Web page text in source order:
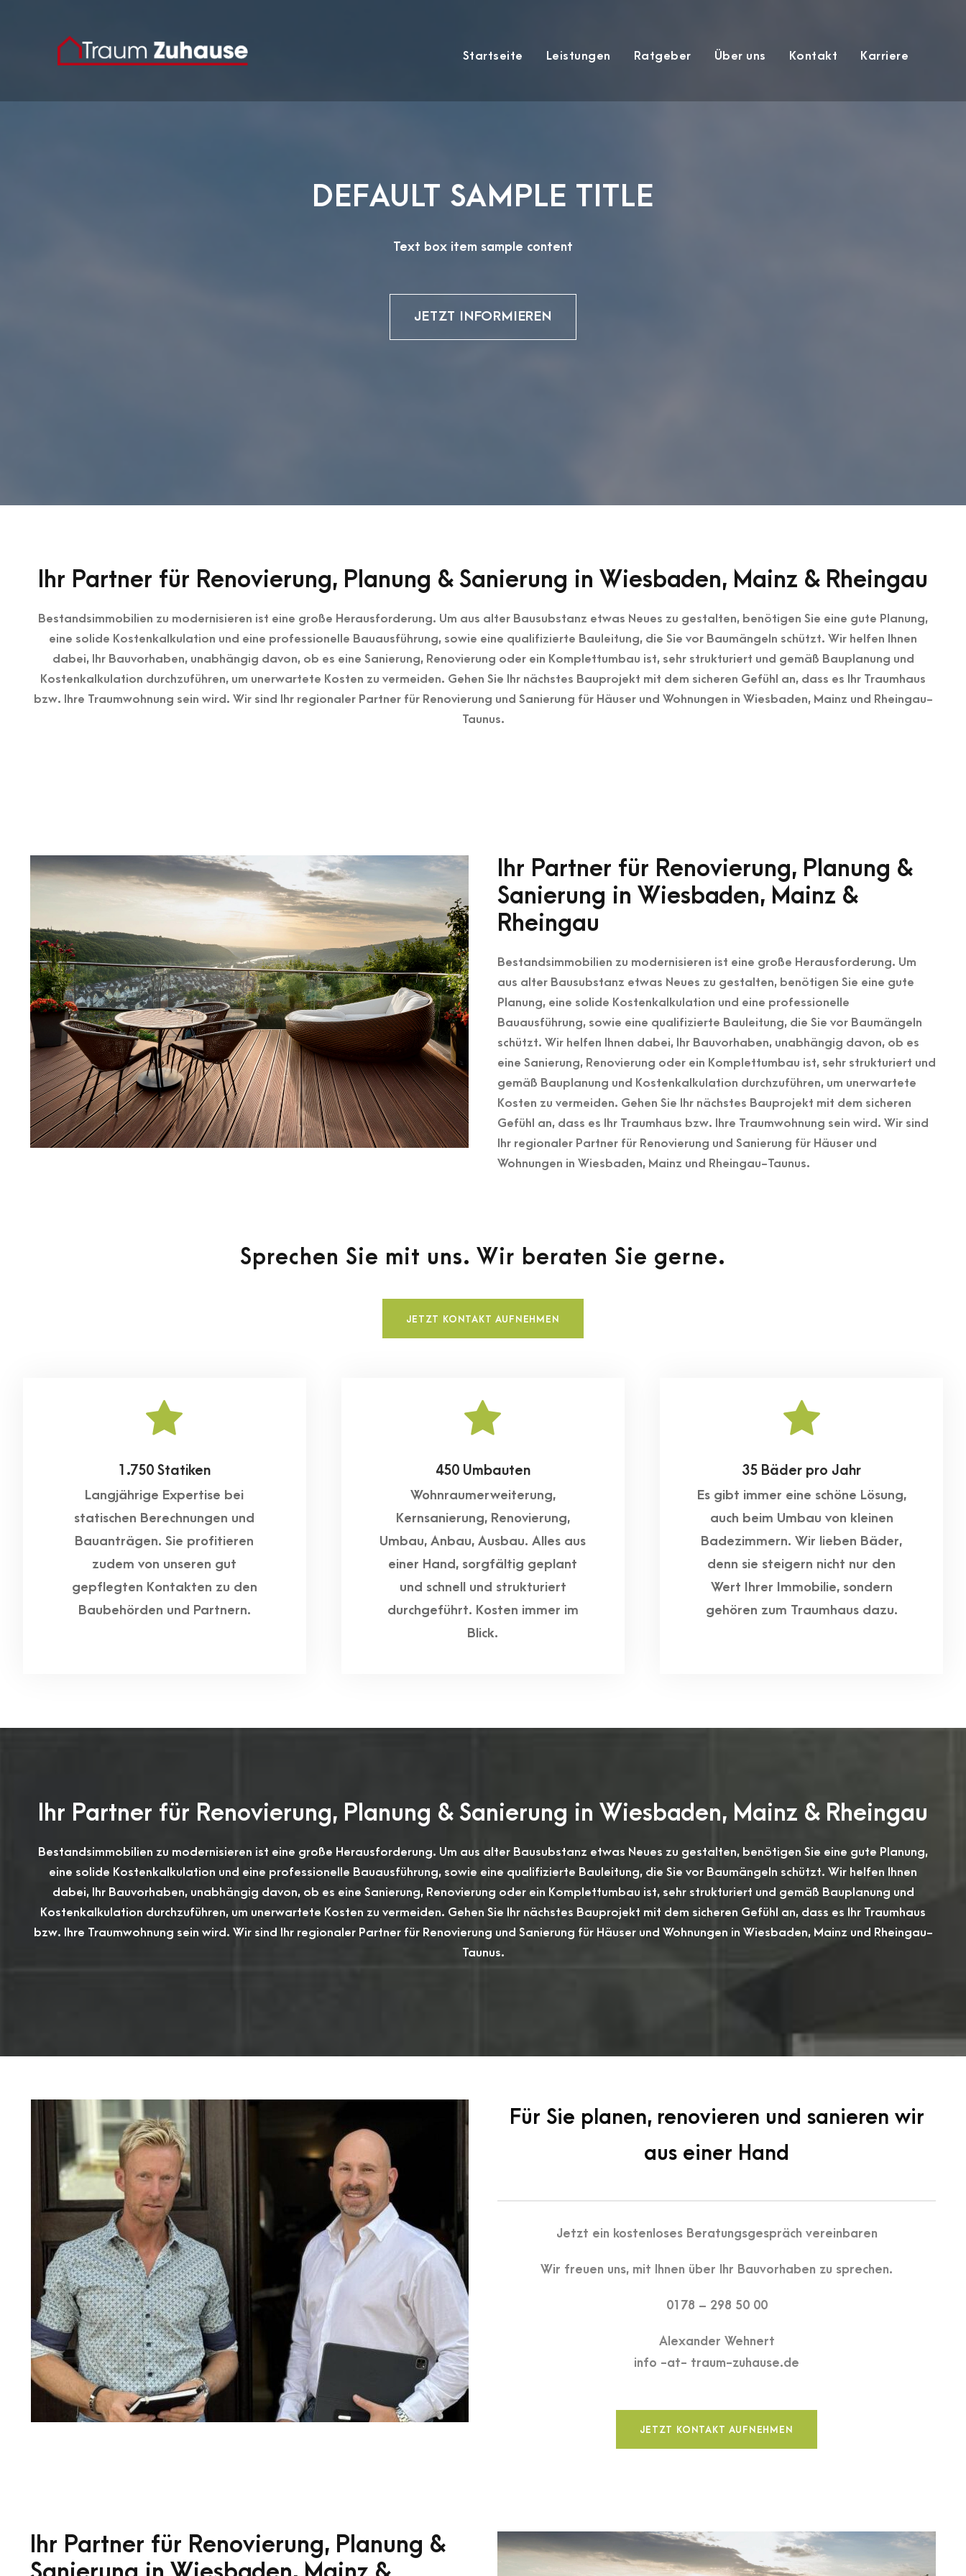
Startseite Leistungen Ratgeber Über uns Kontakt Karriere
DEFAULT SAMPLE TITLE
Text box item sample content
JETZT INFORMIEREN
Ihr Partner für Renovierung, Planung & Sanierung in Wiesbaden, Mainz & Rheingau
Bestandsimmobilien zu modernisieren ist eine große Herausforderung. Um aus alter Bausubstanz etwas Neues zu gestalten, benötigen Sie eine gute Planung,
eine solide Kostenkalkulation und eine professionelle Bauausführung, sowie eine qualifizierte Bauleitung, die Sie vor Baumängeln schützt. Wir helfen Ihnen
dabei, Ihr Bauvorhaben, unabhängig davon, ob es eine Sanierung, Renovierung oder ein Komplettumbau ist, sehr strukturiert und gemäß Bauplanung und
Kostenkalkulation durchzuführen, um unerwartete Kosten zu vermeiden. Gehen Sie Ihr nächstes Bauprojekt mit dem sicheren Gefühl an, dass es Ihr Traumhaus
bzw. Ihre Traumwohnung sein wird. Wir sind Ihr regionaler Partner für Renovierung und Sanierung für Häuser und Wohnungen in Wiesbaden, Mainz und Rheingau-
Taunus.
Ihr Partner für Renovierung, Planung &
Sanierung in Wiesbaden, Mainz &
Rheingau
Bestandsimmobilien zu modernisieren ist eine große Herausforderung. Um
aus alter Bausubstanz etwas Neues zu gestalten, benötigen Sie eine gute
Planung, eine solide Kostenkalkulation und eine professionelle
Bauausführung, sowie eine qualifizierte Bauleitung, die Sie vor Baumängeln
schützt. Wir helfen Ihnen dabei, Ihr Bauvorhaben, unabhängig davon, ob es
eine Sanierung, Renovierung oder ein Komplettumbau ist, sehr strukturiert und
gemäß Bauplanung und Kostenkalkulation durchzuführen, um unerwartete
Kosten zu vermeiden. Gehen Sie Ihr nächstes Bauprojekt mit dem sicheren
Gefühl an, dass es Ihr Traumhaus bzw. Ihre Traumwohnung sein wird. Wir sind
Ihr regionaler Partner für Renovierung und Sanierung für Häuser und
Wohnungen in Wiesbaden, Mainz und Rheingau-Taunus.
Sprechen Sie mit uns. Wir beraten Sie gerne.
JETZT KONTAKT AUFNEHMEN
1.750 Statiken
Langjährige Expertise bei
statischen Berechnungen und
Bauanträgen. Sie profitieren
zudem von unseren gut
gepflegten Kontakten zu den
Baubehörden und Partnern.
450 Umbauten
Wohnraumerweiterung,
Kernsanierung, Renovierung,
Umbau, Anbau, Ausbau. Alles aus
einer Hand, sorgfältig geplant
und schnell und strukturiert
durchgeführt. Kosten immer im
Blick.
35 Bäder pro Jahr
Es gibt immer eine schöne Lösung,
auch beim Umbau von kleinen
Badezimmern. Wir lieben Bäder,
denn sie steigern nicht nur den
Wert Ihrer Immobilie, sondern
gehören zum Traumhaus dazu.
Ihr Partner für Renovierung, Planung & Sanierung in Wiesbaden, Mainz & Rheingau
Bestandsimmobilien zu modernisieren ist eine große Herausforderung. Um aus alter Bausubstanz etwas Neues zu gestalten, benötigen Sie eine gute Planung,
eine solide Kostenkalkulation und eine professionelle Bauausführung, sowie eine qualifizierte Bauleitung, die Sie vor Baumängeln schützt. Wir helfen Ihnen
dabei, Ihr Bauvorhaben, unabhängig davon, ob es eine Sanierung, Renovierung oder ein Komplettumbau ist, sehr strukturiert und gemäß Bauplanung und
Kostenkalkulation durchzuführen, um unerwartete Kosten zu vermeiden. Gehen Sie Ihr nächstes Bauprojekt mit dem sicheren Gefühl an, dass es Ihr Traumhaus
bzw. Ihre Traumwohnung sein wird. Wir sind Ihr regionaler Partner für Renovierung und Sanierung für Häuser und Wohnungen in Wiesbaden, Mainz und Rheingau-
Taunus.
Für Sie planen, renovieren und sanieren wir
aus einer Hand
Jetzt ein kostenloses Beratungsgespräch vereinbaren
Wir freuen uns, mit Ihnen über Ihr Bauvorhaben zu sprechen.
0178 – 298 50 00
Alexander Wehnert
info -at- traum-zuhause.de
JETZT KONTAKT AUFNEHMEN
Ihr Partner für Renovierung, Planung &